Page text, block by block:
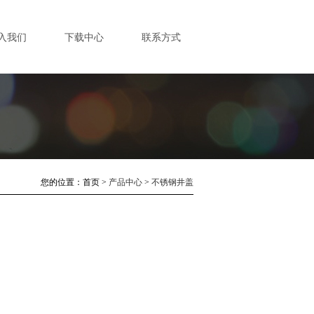
我们 下载中心 联系方式
您的位置： 首页 > 产品中心 > 不锈钢井盖